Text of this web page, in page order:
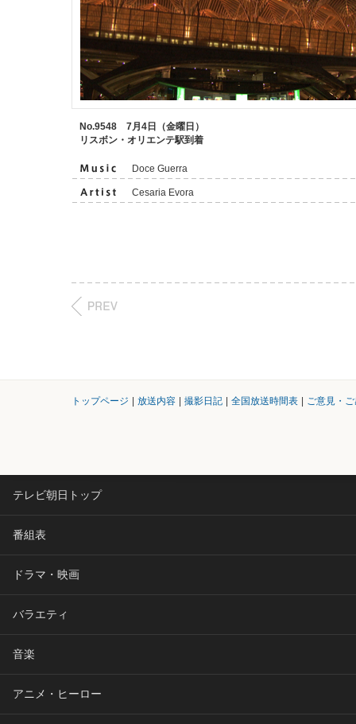
No.9548 7月4日（金曜日）
リスボン・オリエンテ駅到着
Doce Guerra
Cesaria Evora
トップページ 放送内容 撮影日記 全国放送時間表 ご意見・
テレビ朝日トップ
番組表
ドラマ・映画
バラエティ
音楽
アニメ・ヒーロー